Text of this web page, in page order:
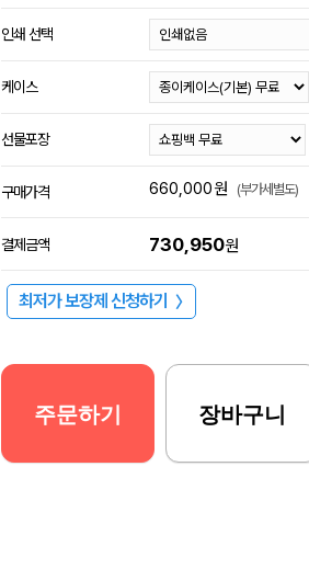
인쇄 선택
케이스
선물포장
구매가격 660,000원 (부가세별도)
결제금액 730,950원
최저가 보장제 신청하기 〉
주문하기 장바구니